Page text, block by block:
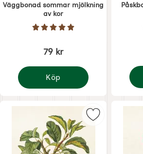
Väggbonad sommar mjölkning
av kor
Art. nr 1321 Betyg: 5 Stjärnor av 5
79 kr
Köp
Väggbonad sommar mjölkning
Art. nr
Markera liten